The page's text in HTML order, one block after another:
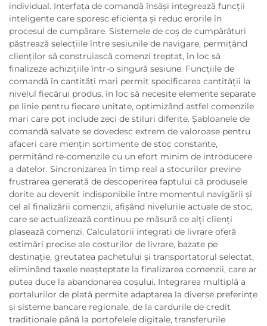
individual. Interfața de comandă însăși integrează funcții
inteligente care sporesc eficiența și reduc erorile în
procesul de cumpărare. Sistemele de coș de cumpărături
păstrează selecțiile între sesiunile de navigare, permițând
clienților să construiască comenzi treptat, în loc să
finalizeze achizițiile într-o singură sesiune. Funcțiile de
comandă în cantități mari permit specificarea cantității la
nivelul fiecărui produs, în loc să necesite elemente separate
pe linie pentru fiecare unitate, optimizând astfel comenzile
mari care pot include zeci de stiluri diferite. Șabloanele de
comandă salvate se dovedesc extrem de valoroase pentru
afaceri care mențin sortimente de stoc constante,
permițând re-comenzile cu un efort minim de introducere
a datelor. Sincronizarea în timp real a stocurilor previne
frustrarea generată de descoperirea faptului că produsele
dorite au devenit indisponibile între momentul navigării și
cel al finalizării comenzii, afișând nivelurile actuale de stoc,
care se actualizează continuu pe măsură ce alți clienți
plasează comenzi. Calculatorii integrati de livrare oferă
estimări precise ale costurilor de livrare, bazate pe
destinație, greutatea pachetului și transportatorul selectat,
eliminând taxele neașteptate la finalizarea comenzii, care ar
putea duce la abandonarea coșului. Integrarea multiplă a
portalurilor de plată permite adaptarea la diverse preferințe
și sisteme bancare regionale, de la cardurile de credit
tradiționale până la portofelele digitale, transferurile